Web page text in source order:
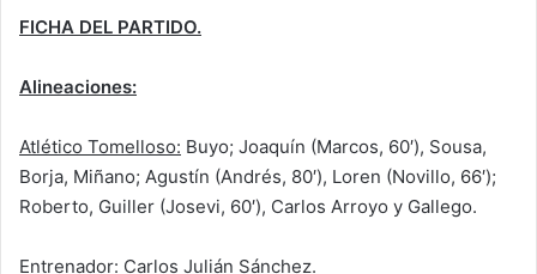
FICHA DEL PARTIDO.
Alineaciones:
Atlético Tomelloso: Buyo; Joaquín (Marcos, 60′), Sousa,
Borja, Miñano; Agustín (Andrés, 80′), Loren (Novillo, 66′);
Roberto, Guiller (Josevi, 60′), Carlos Arroyo y Gallego.
Entrenador: Carlos Julián Sánchez.